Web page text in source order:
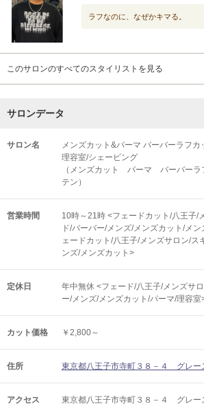
ラフなのに、なぜかキマる。
このサロンのすべてのスタイリストを見る
サロンデータ
サロン名
メンズカット&パーマ バーバーラフ
理容室/シェービング
（メンズカット パーマ バーバー
テン）
営業時間
10時～21時 <フェードカット/八王子/
ド/バーバー/メンズ/メンズカット/メ
ェードカット/八王子/メンズサロン/ス
ンズ/メンズカット>
定休日
年中無休 <フェード/八王子/メンズサ
ー/メンズ/メンズカット/パーマ/理容室
カット価格 ￥2,800～
住所 東京都八王子市寺町３８－４ グレー
アクセス 東京都八王子市寺町３８－４ グレー